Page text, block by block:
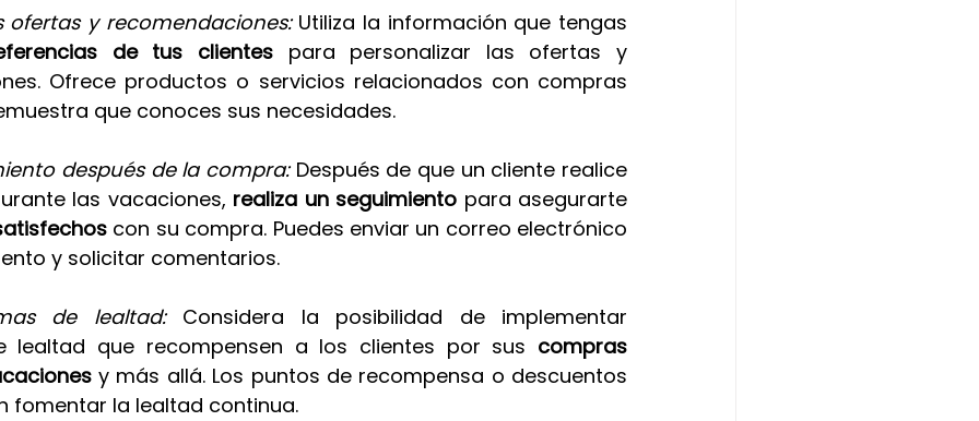
ofertas y recomendaciones: Utiliza la información que tengas
de tus clientes para personalizar las ofertas y
Ofrece productos o servicios relacionados con compras
que conoces sus necesidades.
después de la compra: Después de que un cliente realice
las vacaciones, realiza un seguimiento para asegurarte
con su compra. Puedes enviar un correo electrónico
y solicitar comentarios.
de lealtad: Considera la posibilidad de implementar
lealtad que recompensen a los clientes por sus compras
y más allá. Los puntos de recompensa o descuentos
fomentar la lealtad continua.